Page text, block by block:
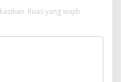
Ruas yang wajib